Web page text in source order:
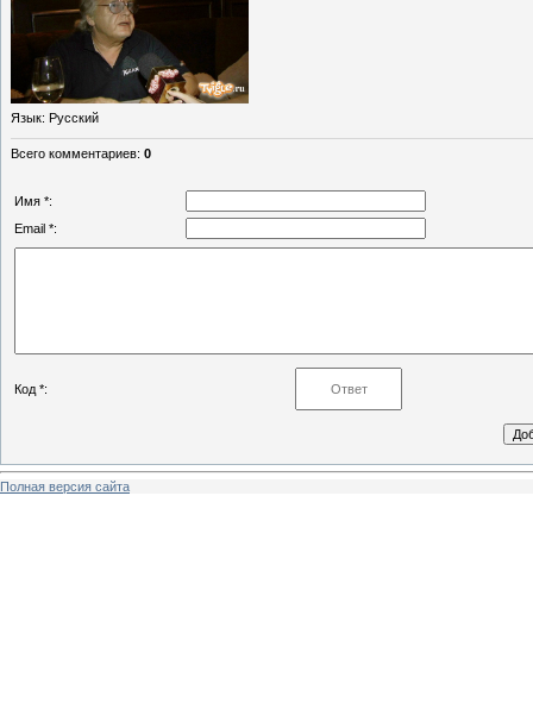
Язык: Русский
Всего комментариев: 0
Имя *:
Email *:
Код *:
Полная версия сайта